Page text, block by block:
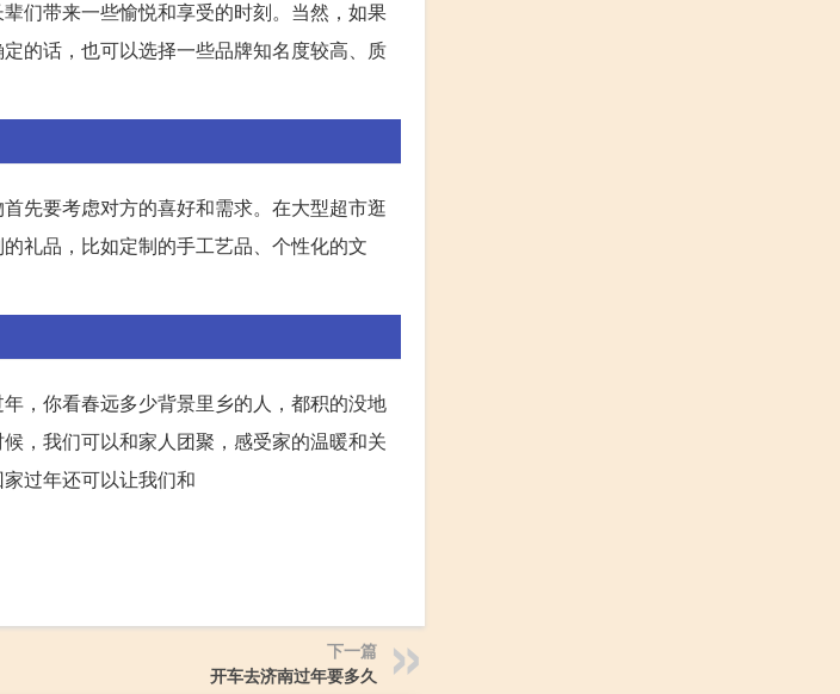
们带来一些愉悦和享受的时刻。当然，如果
的话，也可以选择一些品牌知名度较高、质
先要考虑对方的喜好和需求。在大型超市逛
礼品，比如定制的手工艺品、个性化的文
，你看春远多少背景里乡的人，都积的没地
，我们可以和家人团聚，感受家的温暖和关
过年还可以让我们和
下一篇
开车去济南过年要多久